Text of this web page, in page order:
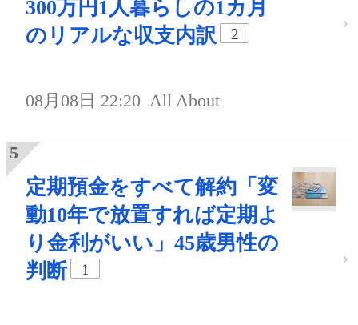
300万円1人暮らしの1カ月
のリアルな収支内訳
2
08月08日 22:20 All About
定期預金をすべて解約「変
動10年で放置すれば定期よ
り金利がいい」45歳男性の
判断
1